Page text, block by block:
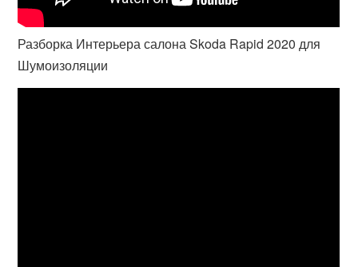
Разборка Интерьера салона Skoda Rapid 2020 для
Шумоизоляции